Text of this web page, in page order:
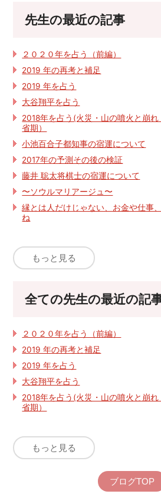
先生の最近の記事
２０２０年を占う（前編）
2019 年の再考と補足
2019 年を占う
大谷翔平を占う
2018年を占う(火災・山の噴火と崩
省期）
小池百合子都知事の宿運について
2017年の予測その後の検証
藤井 聡太将棋士の宿運について
〜ソウルマリアージュ〜
縁とは人だけじゃない、お金や仕事
ね
もっと見る
全ての先生の最近の記
２０２０年を占う（前編）
2019 年の再考と補足
2019 年を占う
大谷翔平を占う
2018年を占う(火災・山の噴火と崩
省期）
もっと見る
ブログTOP